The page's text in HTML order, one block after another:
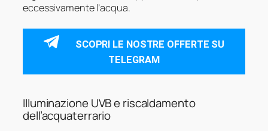
eccessivamente l’acqua.
SCOPRI LE NOSTRE OFFERTE SU
TELEGRAM
Illuminazione UVB e riscaldamento
dell’acquaterrario